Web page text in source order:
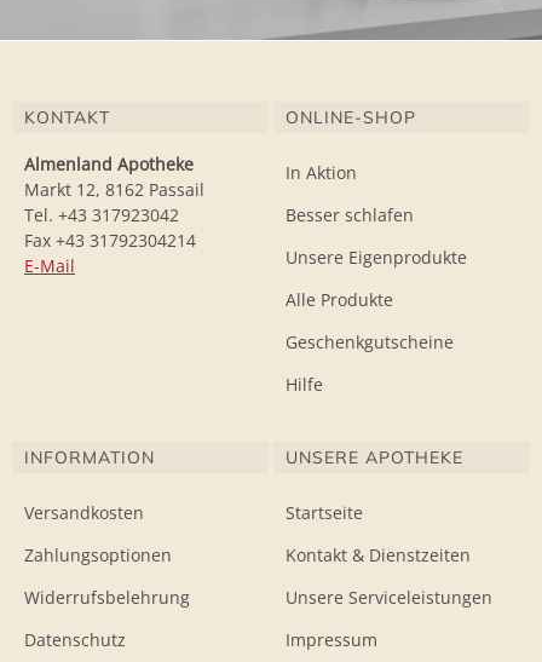
KONTAKT
Almenland Apotheke
Markt 12, 8162 Passail
Tel. +43 317923042
Fax +43 31792304214
E-Mail
ONLINE-SHOP
In Aktion
Besser schlafen
Unsere Eigenprodukte
Alle Produkte
Geschenkgutscheine
Hilfe
INFORMATION
Versandkosten
Zahlungsoptionen
Widerrufsbelehrung
Datenschutz
UNSERE APOTHEKE
Startseite
Kontakt & Dienstzeiten
Unsere Serviceleistungen
Impressum